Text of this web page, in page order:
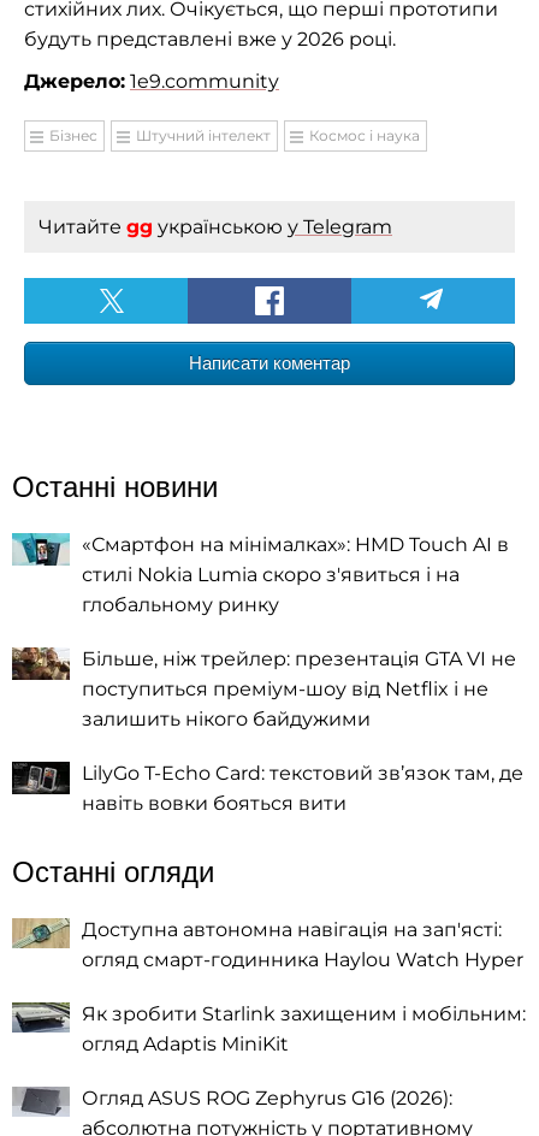
стихійних лих. Очікується, що перші прототипи
будуть представлені вже у 2026 році.
Джерело: 1e9.community
Бізнес Штучний інтелект Космос і наука
Читайте gg українською у Telegram
Написати коментар
Останні новини
«Смартфон на мінімалках»: HMD Touch AI в
стилі Nokia Lumia скоро з'явиться і на
глобальному ринку
Більше, ніж трейлер: презентація GTA VI не
поступиться преміум-шоу від Netflix і не
залишить нікого байдужими
LilyGo T-Echo Card: текстовий зв’язок там, де
навіть вовки бояться вити
Останні огляди
Доступна автономна навігація на зап'ясті:
огляд смарт-годинника Haylou Watch Hyper
Як зробити Starlink захищеним і мобільним:
огляд Adaptis MiniKit
Огляд ASUS ROG Zephyrus G16 (2026):
абсолютна потужність у портативному